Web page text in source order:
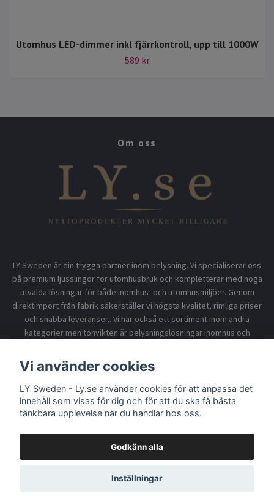
Utomhus LED-dimmer inkl fjärrkontroll, upp till 1000W
589 kr
Om oss
LY Sweden är din trygga partner inom belysning. Vi specialiserar oss
på premium ljusslingor för utomhusbruk och kompletterar med noga
utvalda lösningar för både inomhus- och utomhusmiljöer. Genom
direktimport från fabrik säkerställer vi högsta kvalitet, rimliga priser
och snabba leveranser.. Vi har också ett sortiment inom andra
kategorier men tonvikten är belysningslösningar inomhus och
Information
© 2026 LY Sweden - Ly.se
Vi använder cookies
LY Sweden - Ly.se använder cookies för att anpassa det
innehåll som visas för dig och för att du ska få bästa
tänkbara upplevelse när du handlar hos oss.
Godkänn alla
Inställningar